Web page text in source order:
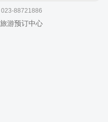
88721886
游预订中心